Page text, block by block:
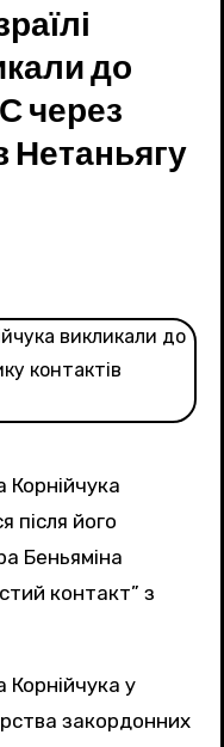
до
через
Нетаньягу
після його
Беньяміна
контакт” з
закордонних